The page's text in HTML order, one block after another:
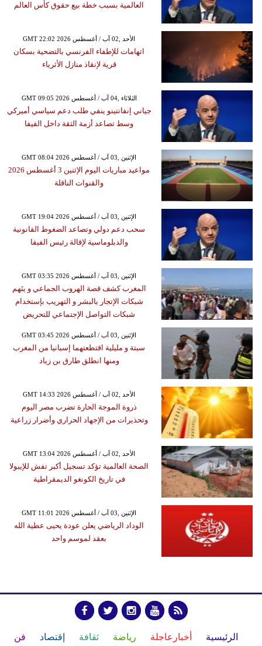
العالمية بسبب خطة بيع حقوق كأس العالم
GMT 22:02 2026 الأحد ,02 آب / أغسطس
اتهامات للإطفاء الفرنسي بالتضحية بسكان
قرية لإنقاذ منازل الأثرياء
GMT 09:05 2026 الثلاثاء ,04 آب / أغسطس
جياني إنفانتينو ينفي طلب دعم سياسي أميركي
وسط تصاعد أزمة الثقة داخل الفيفا
GMT 08:04 2026 الإثنين ,03 آب / أغسطس
مواعيد مباريات اليوم الإثنين 3 أغسطس 2026
والقنوات الناقلة
GMT 19:04 2026 الإثنين ,03 آب / أغسطس
سحب دعم دولي وتصاعد الضغوط القانونية
والدبلوماسية لإقالة رئيس الفيفا
GMT 03:35 2026 الإثنين ,03 آب / أغسطس
المغرب كشف قصة الهروب الجماعي و يتَهم
شبكات الإتجار بالبشر و التهريب بإستخدام
شبكات التواصل الإجتماعي للتحريض
GMT 03:45 2026 الإثنين ,03 آب / أغسطس
سبتة و مليلية اقتطعتهما إسبانيا من المغرب
ومنها انطلق طارق بن زياد
GMT 14:33 2026 الأحد ,02 آب / أغسطس
ذروة الموجة الحارة تضرب مصر اليوم
وتحذيرات من الإجهاد الحراري وأضرار زراعية
GMT 13:04 2026 الأحد ,02 آب / أغسطس
الصحة العالمية تؤكد تسجيل أكبر تفش للإيبولا
في تاريخ الكونغو الديمقراطية
GMT 11:01 2026 الإثنين ,03 آب / أغسطس
الوداد الرياضي يعلن عودة يحيى عطية الله
بعقد لموسم واحد
الرئيسية أخبارعاجلة رياضة ثقافة إقتصاد فن